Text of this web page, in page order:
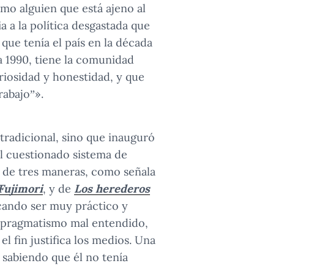
alguien que está ajeno al
la política desgastada que
tenía el país en la década
1990, tiene la comunidad
y honestidad, y que
sino que inauguró
cuestionado sistema de
tres maneras, como señala
, y de Los herederos
ser muy práctico y
mal entendido,
fin justifica los medios. Una
que él no tenía